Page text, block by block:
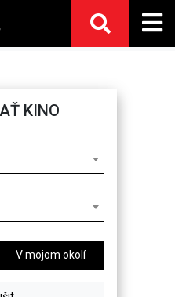
KINO
V mojom okolí